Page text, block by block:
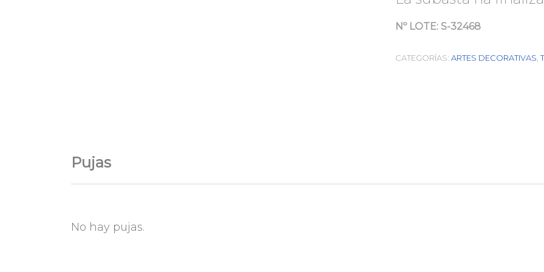
Nº LOTE: S-32468
CATEGORÍAS: ARTES DECORATIVAS ,
Pujas
No hay pujas.